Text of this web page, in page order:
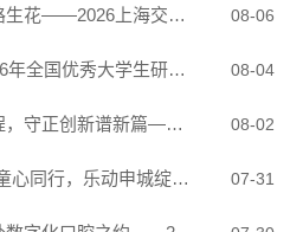
【实践教学】盛夏启航，医路生花——2026上海交通大学“学森挑战计划”医学营口腔医学院专场活动顺利举办 08-06
上海交通大学口腔医学院2026年全国优秀大学生研习营报名通知 08-04
【会议交流】凝心聚力启新程，守正创新谱新篇——口腔疾病国家临床医学研究中心2026 年度学术委员会会议顺利召开 08-02
【区域帮扶】“九久筑健康：童心同行，乐动申城绽笑颜” 唇腭裂儿童暑期专项救助活动正式启动 07-31